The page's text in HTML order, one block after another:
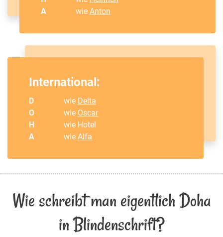
A
wieAnton
International:
D wie Delta
O
wie Oscar
H
wie Hotel
A
wieAlfa
Wie schreibt man eigentlich Doha
in Blindenschrift?